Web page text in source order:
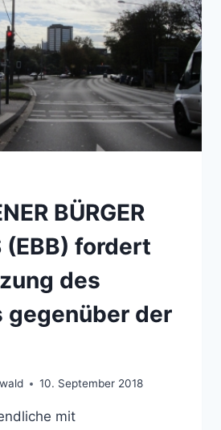
BÜRGER
(EBB) fordert
des
gegenüber der
10. September 2018
mit